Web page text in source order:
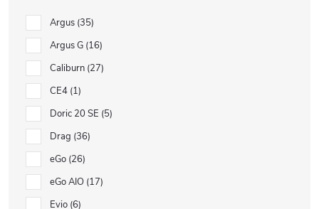
Argus 35
Argus G 16
Caliburn 27
CE4 1
Doric 20 SE 5
Drag 36
eGo 26
eGo AIO 17
Evio 6